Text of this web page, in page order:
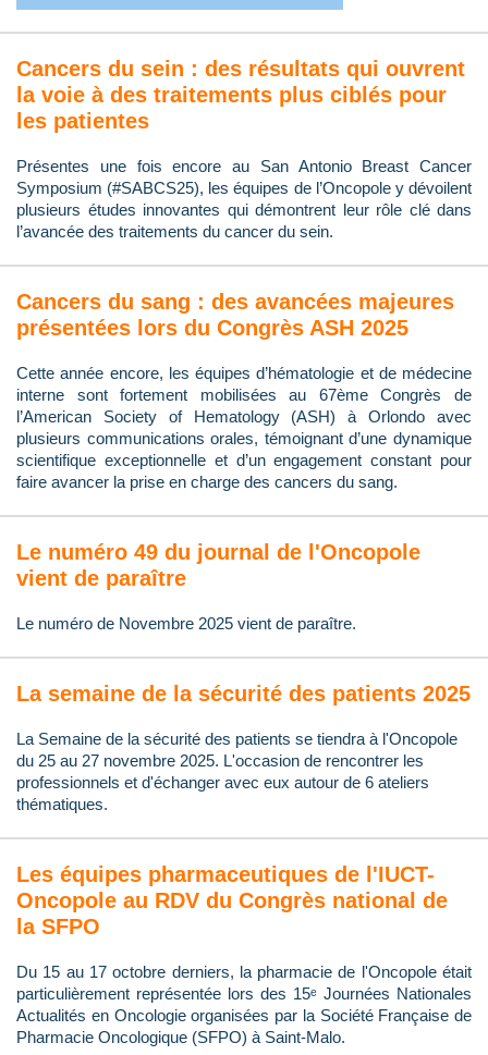
Cancers du sein : des résultats qui ouvrent
la voie à des traitements plus ciblés pour
les patientes
Présentes une fois encore au San Antonio Breast Cancer
Symposium (#SABCS25), les équipes de l’Oncopole y dévoilent
plusieurs études innovantes qui démontrent leur rôle clé dans
l’avancée des traitements du cancer du sein.
Cancers du sang : des avancées majeures
présentées lors du Congrès ASH 2025
Cette année encore, les équipes d’hématologie et de médecine
interne sont fortement mobilisées au 67ème Congrès de
l’American Society of Hematology (ASH) à Orlondo avec
plusieurs communications orales, témoignant d’une dynamique
scientifique exceptionnelle et d’un engagement constant pour
faire avancer la prise en charge des cancers du sang.
Le numéro 49 du journal de l'Oncopole
vient de paraître
Le numéro de Novembre 2025 vient de paraître.
La semaine de la sécurité des patients 2025
La Semaine de la sécurité des patients se tiendra à l'Oncopole
du 25 au 27 novembre 2025. L'occasion de rencontrer les
professionnels et d'échanger avec eux autour de 6 ateliers
thématiques.
Les équipes pharmaceutiques de l'IUCT-
Oncopole au RDV du Congrès national de
la SFPO
Du 15 au 17 octobre derniers, la pharmacie de l'Oncopole était
particulièrement représentée lors des 15ᵉ Journées Nationales
Actualités en Oncologie organisées par la Société Française de
Pharmacie Oncologique (SFPO) à Saint-Malo.